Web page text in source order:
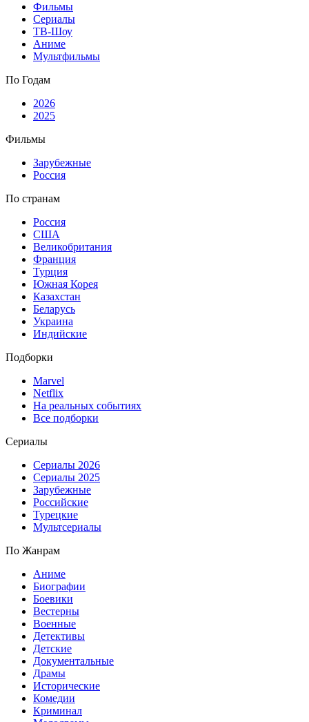
Фильмы
Сериалы
ТВ-Шоу
Аниме
Мультфильмы
По Годам
2026
2025
Фильмы
Зарубежные
Россия
По странам
Россия
США
Великобритания
Франция
Турция
Южная Корея
Казахстан
Беларусь
Украина
Индийские
Подборки
Marvel
Netflix
На реальных событиях
Все подборки
Сериалы
Сериалы 2026
Сериалы 2025
Зарубежные
Российские
Турецкие
Мультсериалы
По Жанрам
Аниме
Биографии
Боевики
Вестерны
Военные
Детективы
Детские
Документальные
Драмы
Исторические
Комедии
Криминал